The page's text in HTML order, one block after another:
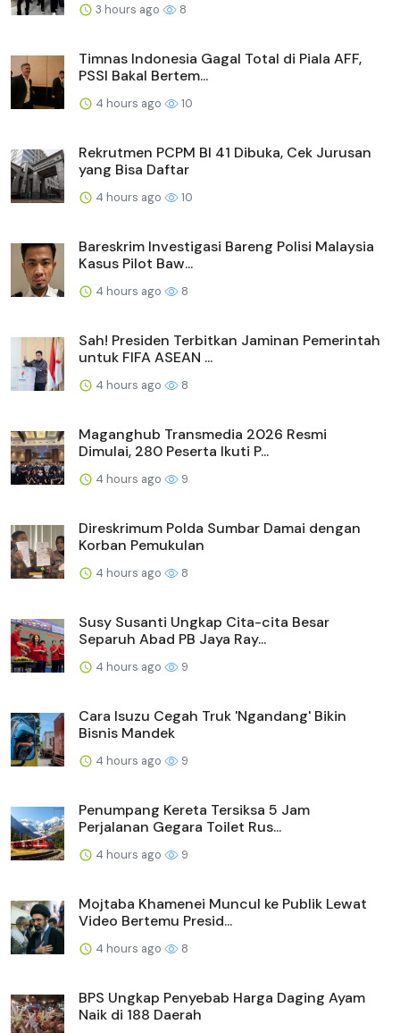
3 hours ago 8
Timnas Indonesia Gagal Total di Piala AFF,
PSSI Bakal Bertem...
4 hours ago 10
Rekrutmen PCPM BI 41 Dibuka, Cek Jurusan
yang Bisa Daftar
4 hours ago 10
Bareskrim Investigasi Bareng Polisi Malaysia
Kasus Pilot Baw...
4 hours ago 8
Sah! Presiden Terbitkan Jaminan Pemerintah
untuk FIFA ASEAN ...
4 hours ago 8
Maganghub Transmedia 2026 Resmi
Dimulai, 280 Peserta Ikuti P...
4 hours ago 9
Direskrimum Polda Sumbar Damai dengan
Korban Pemukulan
4 hours ago 8
Susy Susanti Ungkap Cita-cita Besar
Separuh Abad PB Jaya Ray...
4 hours ago 9
Cara Isuzu Cegah Truk 'Ngandang' Bikin
Bisnis Mandek
4 hours ago 9
Penumpang Kereta Tersiksa 5 Jam
Perjalanan Gegara Toilet Rus...
4 hours ago 9
Mojtaba Khamenei Muncul ke Publik Lewat
Video Bertemu Presid...
4 hours ago 8
BPS Ungkap Penyebab Harga Daging Ayam
Naik di 188 Daerah